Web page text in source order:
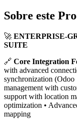
Sobre este
🚀 ENTERPRISE-
SUITE
🔗 Core Integration
with advanced
synchronization
management with
support with location
optimization •
mapping